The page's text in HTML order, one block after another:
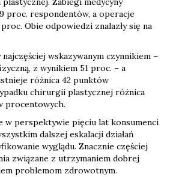
proc. respondentów, a operacje
Obie odpowiedzi znalazły się na
wskazywanym czynnikiem –
z wynikiem 51 proc. – a
różnica 42 punktów
chirurgii plastycznej różnica
procentowych.
w perspektywie pięciu lat konsumenci
dalszej eskalacji działań
wyglądu. Znacznie częściej
związane z utrzymaniem dobrej
problemom zdrowotnym.